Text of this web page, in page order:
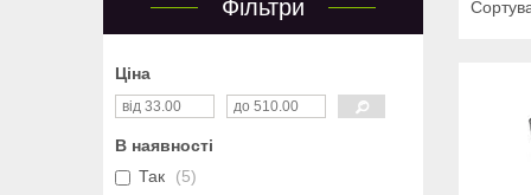
Фільтри
Ціна
В наявності
Так
5